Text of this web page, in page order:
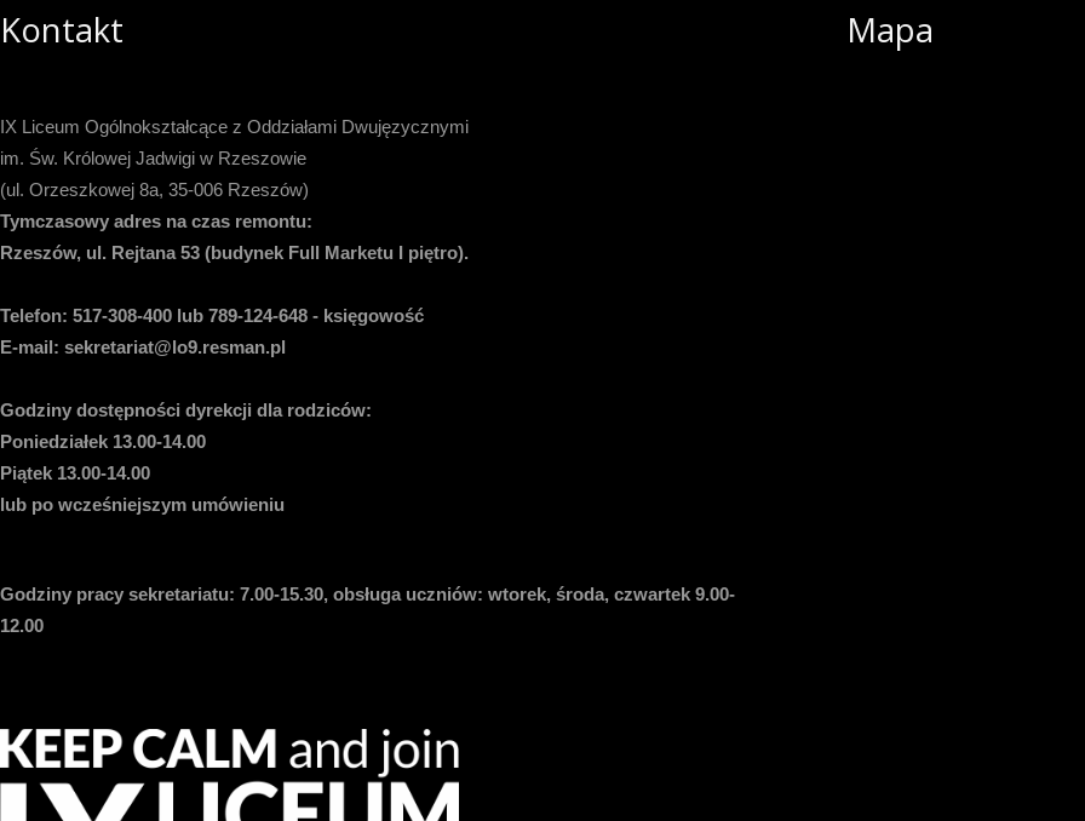
Kontakt
IX Liceum Ogólnokształcące z Oddziałami Dwujęzycznymi
im. Św. Królowej Jadwigi w Rzeszowie
(ul. Orzeszkowej 8a, 35-006 Rzeszów)
Tymczasowy adres na czas remontu:
Rzeszów, ul. Rejtana 53 (budynek Full Marketu I piętro).
Telefon: 517-308-400 lub 789-124-648 - księgowość
E-mail: sekretariat@lo9.resman.pl
Godziny dostępności dyrekcji dla rodziców:
Poniedziałek 13.00-14.00
Piątek 13.00-14.00
lub po wcześniejszym umówieniu
Godziny pracy sekretariatu: 7.00-15.30, obsługa uczniów: wtorek, środa, czwartek 9.00-
12.00
Mapa